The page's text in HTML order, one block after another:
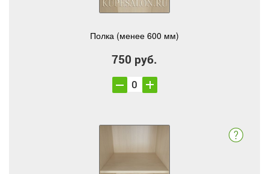
Полка (менее 600 мм)
750 руб.